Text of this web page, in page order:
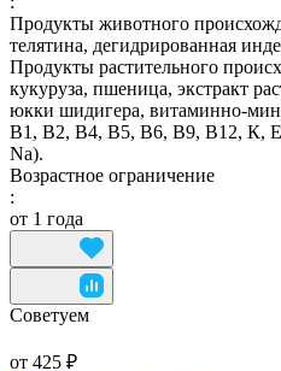
Продукты животного
телятина, дегидрированная
Продукты растительного
кукуруза, пшеница, экстракт
юкки шидигера, витаминно-
В1, В2, В4, В5, В6, В9, В12, К,
Na).
Возрастное ограничение
:
от 1 года
Советуем
от 425 ₽